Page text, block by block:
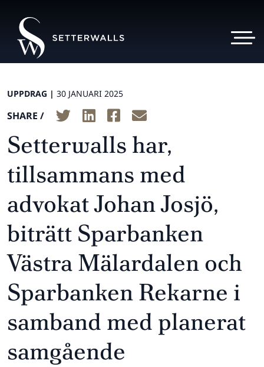
UPPDRAG | 30 JANUARI 2025
SHARE /
Setterwalls har,
tillsammans med
advokat Johan Josjö,
biträtt Sparbanken
Västra Mälardalen och
Sparbanken Rekarne i
samband med planerat
samgående